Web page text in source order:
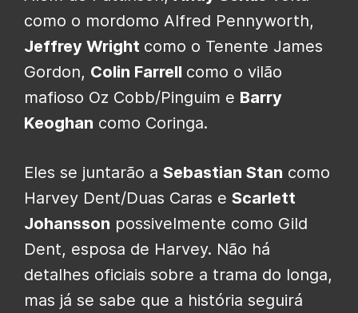
como o mordomo Alfred Pennyworth,
Jeffrey Wright como o Tenente James
Gordon, Colin Farrell como o vilão
mafioso Oz Cobb/Pinguim e Barry
Keoghan como Coringa.
Eles se juntarão a Sebastian Stan como
Harvey Dent/Duas Caras e Scarlett
Johansson possivelmente como Gild
Dent, esposa de Harvey. Não há
detalhes oficiais sobre a trama do longa,
mas já se sabe que a história seguirá